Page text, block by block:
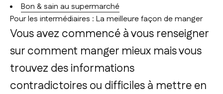
Bon & sain au supermarché
Pour les intermédiaires : La meilleure façon de manger
Vous avez commencé à vous renseigner
sur comment manger mieux mais vous
trouvez des informations
contradictoires ou difficiles à mettre en